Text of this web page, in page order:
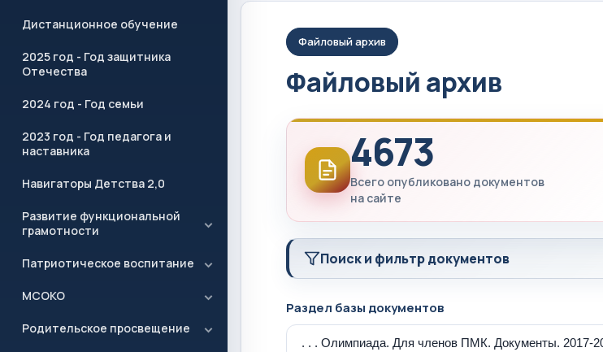
Дистанционное обучение
2025 год - Год защитника
Отечества
2024 год - Год семьи
2023 год - Год педагога и
наставника
Навигаторы Детства 2,0
Развитие функциональной
грамотности
Патриотическое воспитание
МСОКО
Родительское просвещение
Файловый архив
Файловый архив
4673
Всего опубликовано документов
на сайте
Поиск и фильтр документов
Раздел базы документов